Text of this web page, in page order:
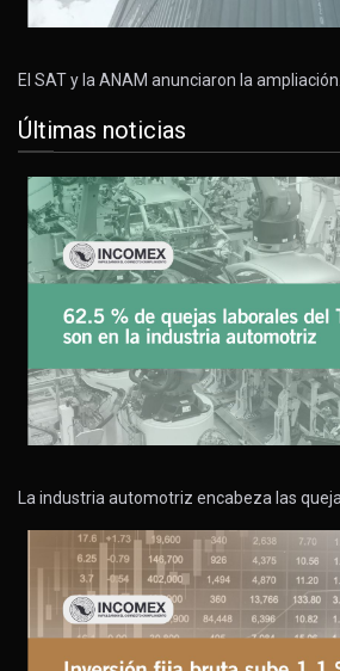
El SAT y la ANAM anunciaron la ampliación…
Últimas noticias
La industria automotriz encabeza las